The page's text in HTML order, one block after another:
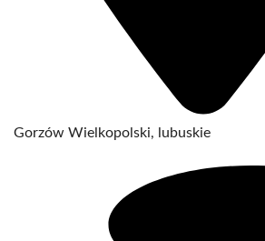
Gorzów Wielkopolski, lubuskie